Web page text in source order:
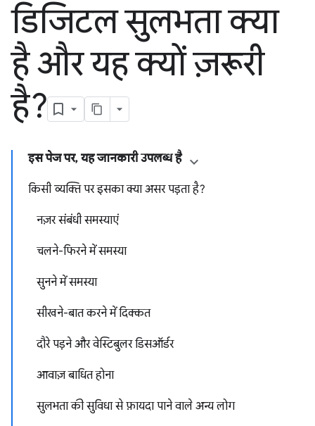
डिजिटल सुलभता क्या
है और यह क्यों ज़रूरी
है?
इस पेज पर, यह जानकारी उपलब्ध है
किसी व्यक्ति पर इसका क्या असर पड़ता है?
नज़र संबंधी समस्याएं
चलने-फिरने में समस्या
सुनने में समस्या
सीखने-बात करने में दिक्कत
दौरे पड़ने और वेस्टिबुलर डिसऑर्डर
आवाज़ बाधित होना
सुलभता की सुविधा से फ़ायदा पाने वाले अन्य लोग